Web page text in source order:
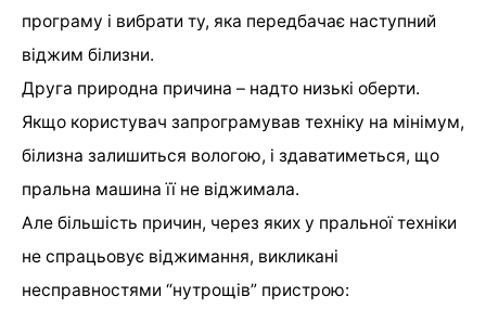
програму і вибрати ту, яка передбачає наступний
віджим білизни.
Друга природна причина – надто низькі оберти.
Якщо користувач запрограмував техніку на мінімум,
білизна залишиться вологою, і здаватиметься, що
пральна машина її не віджимала.
Але більшість причин, через яких у пральної техніки
не спрацьовує віджимання, викликані
несправностями “нутрощів” пристрою: